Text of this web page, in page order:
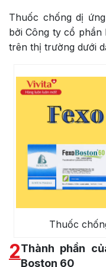
Thuốc chống dị
bởi Công ty cổ
trên thị trường dưới
Thuốc
2Thành phần
Boston 60